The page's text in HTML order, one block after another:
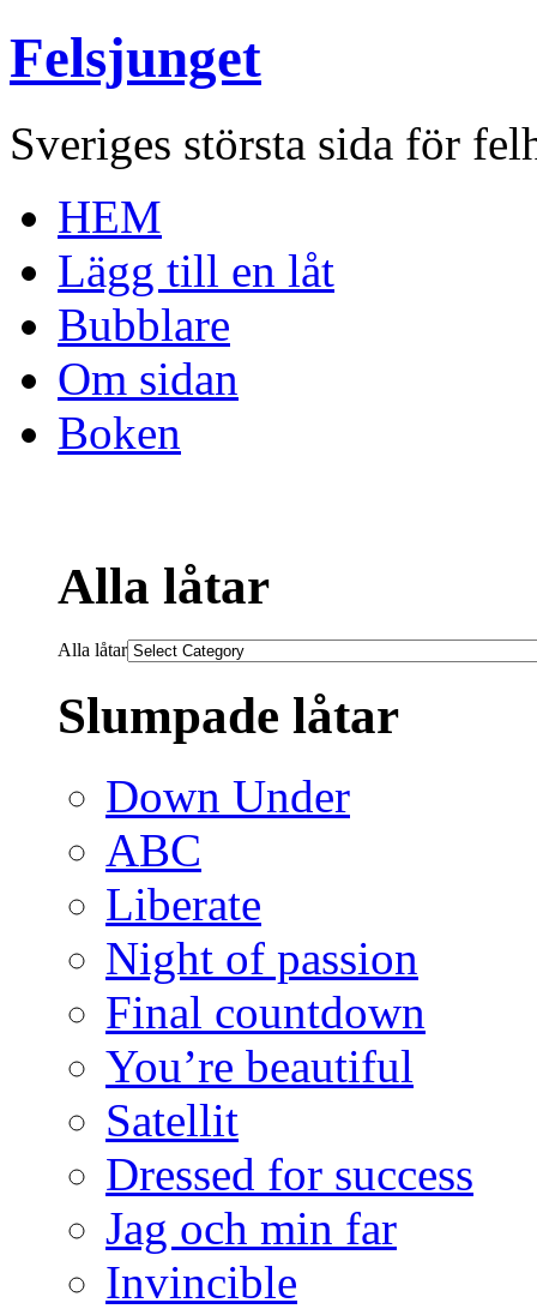
Felsjunget
Sveriges största sida för
HEM
Lägg till en låt
Bubblare
Om sidan
Boken
Alla låtar
Alla låtar
Slumpade låtar
Down Under
ABC
Liberate
Night of passion
Final countdown
You’re beautiful
Satellit
Dressed for success
Jag och min far
Invincible